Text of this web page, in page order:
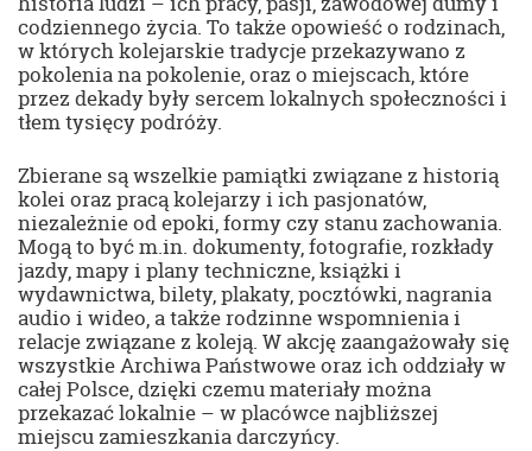
codziennego życia. To także opowieść o rodzinach,
w których kolejarskie tradycje przekazywano z
pokolenia na pokolenie, oraz o miejscach, które
przez dekady były sercem lokalnych społeczności i
tłem tysięcy podróży.
Zbierane są wszelkie pamiątki związane z historią
kolei oraz pracą kolejarzy i ich pasjonatów,
niezależnie od epoki, formy czy stanu zachowania.
Mogą to być m.in. dokumenty, fotografie, rozkłady
jazdy, mapy i plany techniczne, książki i
wydawnictwa, bilety, plakaty, pocztówki, nagrania
audio i wideo, a także rodzinne wspomnienia i
relacje związane z koleją. W akcję zaangażowały się
wszystkie Archiwa Państwowe oraz ich oddziały w
całej Polsce, dzięki czemu materiały można
przekazać lokalnie – w placówce najbliższej
miejscu zamieszkania darczyńcy.